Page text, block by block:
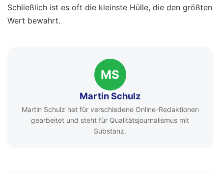
Schließlich ist es oft die kleinste Hülle, die den größten
Wert bewahrt.
MS
Martin Schulz
Martin Schulz hat für verschiedene Online-Redaktionen
gearbeitet und steht für Qualitätsjournalismus mit
Substanz.